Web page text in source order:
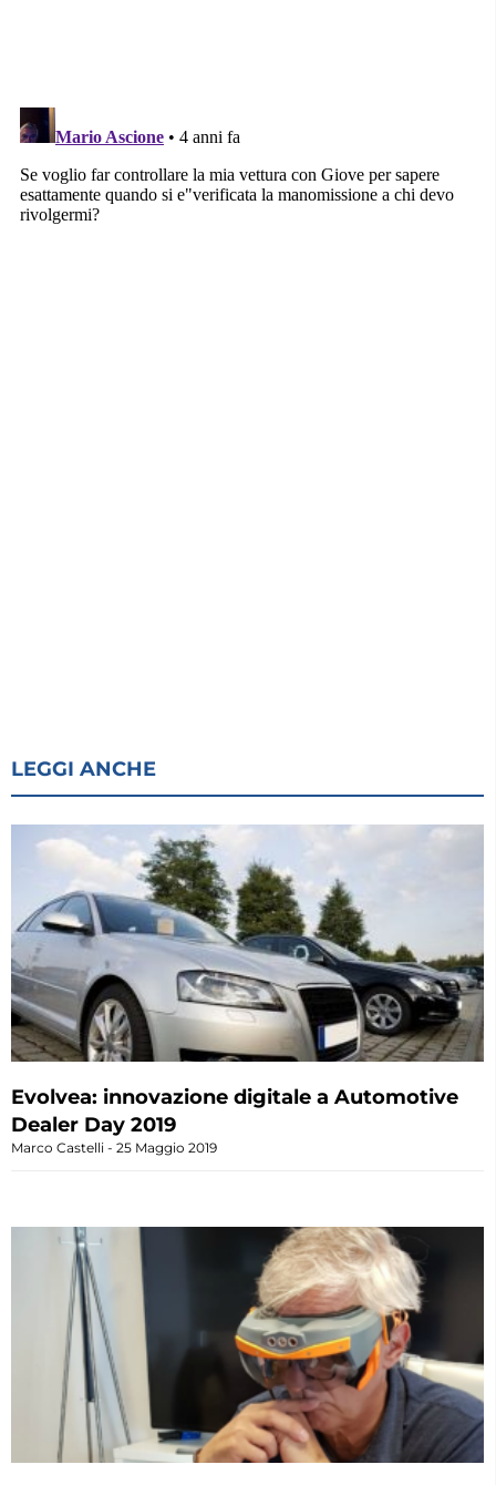
LEGGI ANCHE
Evolvea: innovazione digitale a Automotive
Dealer Day 2019
Marco Castelli 25 Maggio 2019